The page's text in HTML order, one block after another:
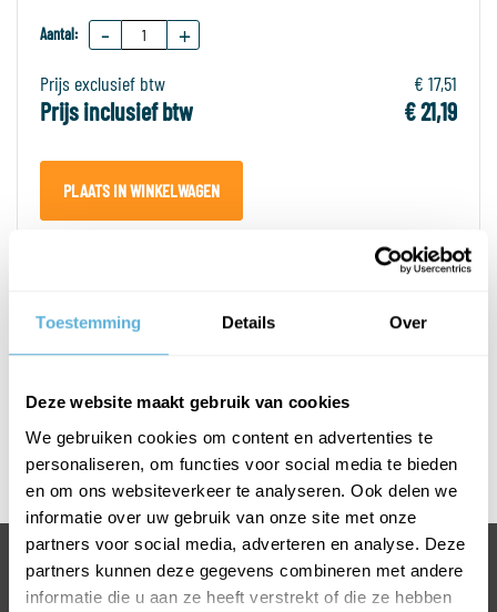
Toestemming Details Over
Deze website maakt gebruik van cookies
We gebruiken cookies om content en advertenties te
personaliseren, om functies voor social media te bieden
en om ons websiteverkeer te analyseren. Ook delen we
informatie over uw gebruik van onze site met onze
partners voor social media, adverteren en analyse. Deze
partners kunnen deze gegevens combineren met andere
informatie die u aan ze heeft verstrekt of die ze hebben
Aantal: - +
Prijs exclusief btw € 17,51
Prijs inclusief btw € 21,19
PLAATS IN WINKELWAGEN
PRODUCTOMSCHRIJVING
Afmetingen T-greep
Rvs geborsteld
BEL +31318763900